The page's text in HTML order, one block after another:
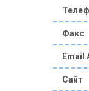
Факс
Email
Сайт